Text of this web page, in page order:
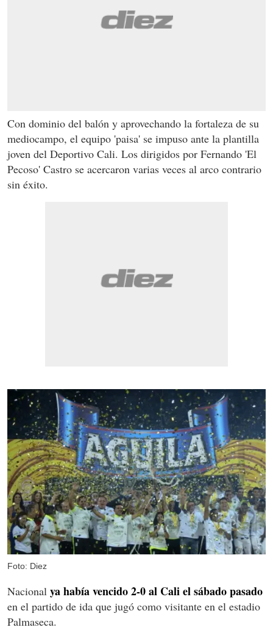
Con dominio del balón y aprovechando la fortaleza de su
mediocampo, el equipo 'paisa' se impuso ante la plantilla
joven del Deportivo Cali. Los dirigidos por Fernando 'El
Pecoso' Castro se acercaron varias veces al arco contrario
sin éxito.
Foto: Diez
Nacional ya había vencido 2-0 al Cali el sábado pasado
en el partido de ida que jugó como visitante en el estadio
Palmaseca.